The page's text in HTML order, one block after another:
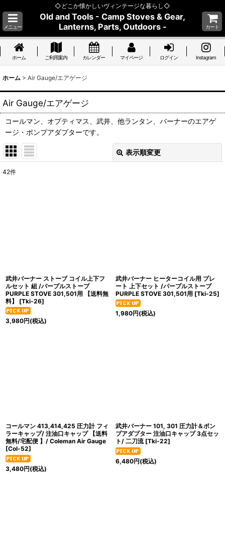
◇どこか懐かしいヴィンテージな暮らし◇
メニュー
Old and Tools - Camp Stoves & Gear,
Lanterns, Parts, Outdoors -
カート
ホーム ご利用案内 カレンダー マイページ ログイン Instagram
ホーム > Air Gauge/エアゲージ
Air Gauge/エアゲージ
コールマン、オプティマス、武井、他ランタン、バーナーのエアゲ
ージ・ポンプアダプターです。
表示順変更
42件
武井バーナー ストーブ コイル上下フ
ルセット 組 /パープルストーブ
PURPLE STOVE 301,501用 【送料無
料】
[Tki-26]
3,980円(税込)
武井バーナー ヒーターコイル用 プレ
ート 上下セット /パープルストーブ
PURPLE STOVE 301,501用 [Tki-25]
1,980円(税込)
コールマン 413,414,425 圧力計 フィ
ラーキャップ/ 注油口キャップ 【送料
無料/宅配便 】/ Coleman Air Gauge
[Col-52]
3,480円(税込)
武井バーナー 101, 301 圧力計＆ポン
プアダプター 注油口キャップ 3点セッ
ト/ 二刀流 [Tki-22]
6,480円(税込)